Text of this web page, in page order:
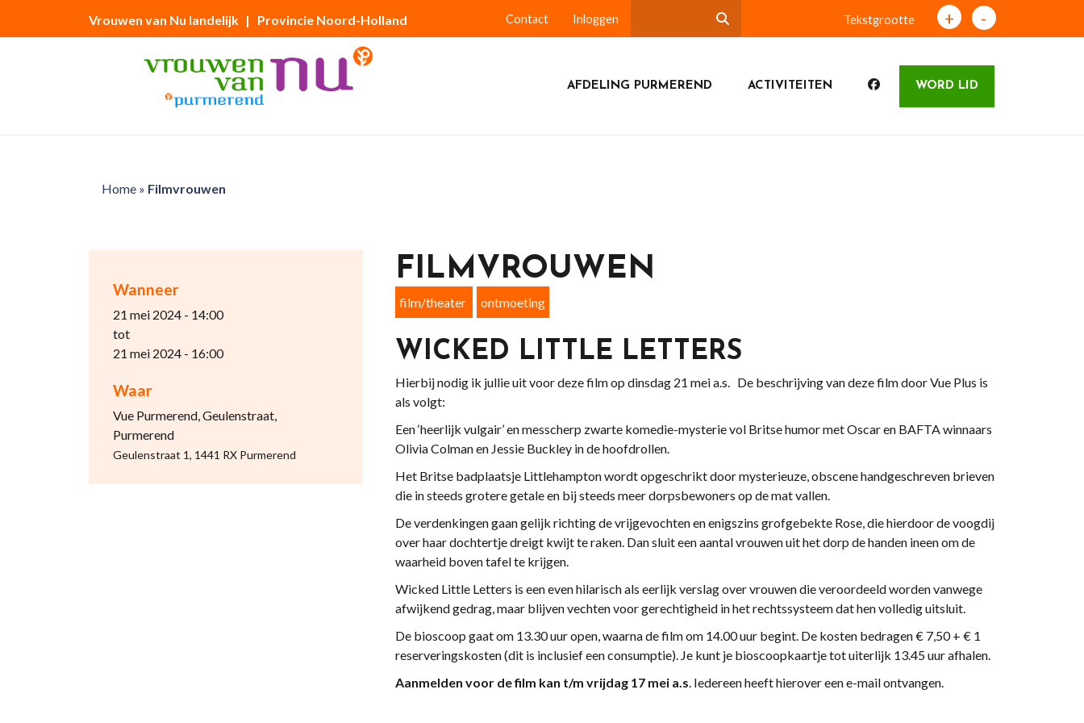
Vrouwen van Nu landelijk | Provincie Noord-Holland Contact Inloggen Tekstgrootte + -
AFDELING PURMEREND ACTIVITEITEN WORD LID
Home» Filmvrouwen
Wanneer
21 mei 2024 - 14:00
tot
21 mei 2024 - 16:00
Waar
Vue Purmerend, Geulenstraat,
Purmerend
Geulenstraat 1, 1441 RX Purmerend
FILMVROUWEN
film/theater ontmoeting
WICKED LITTLE LETTERS
Hierbij nodig ik jullie uit voor deze film op dinsdag 21 mei a.s. De beschrijving van deze film door Vue Plus is
als volgt:
Een ‘heerlijk vulgair’ en messcherp zwarte komedie-mysterie vol Britse humor met Oscar en BAFTA winnaars
Olivia Colman en Jessie Buckley in de hoofdrollen.
Het Britse badplaatsje Littlehampton wordt opgeschrikt door mysterieuze, obscene handgeschreven brieven
die in steeds grotere getale en bij steeds meer dorpsbewoners op de mat vallen.
De verdenkingen gaan gelijk richting de vrijgevochten en enigszins grofgebekte Rose, die hierdoor de voogdij
over haar dochtertje dreigt kwijt te raken. Dan sluit een aantal vrouwen uit het dorp de handen ineen om de
waarheid boven tafel te krijgen.
Wicked Little Letters is een even hilarisch als eerlijk verslag over vrouwen die veroordeeld worden vanwege
afwijkend gedrag, maar blijven vechten voor gerechtigheid in het rechtssysteem dat hen volledig uitsluit.
De bioscoop gaat om 13.30 uur open, waarna de film om 14.00 uur begint. De kosten bedragen € 7,50 + € 1
reserveringskosten (dit is inclusief een consumptie). Je kunt je bioscoopkaartje tot uiterlijk 13.45 uur afhalen.
Aanmelden voor de film kan t/m vrijdag 17 mei a.s. Iedereen heeft hierover een e-mail ontvangen.